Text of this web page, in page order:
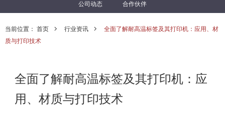
公司动态
合作伙伴
当前位置： 首页 行业资讯
全面了解耐高温标签及其打印机：应用、材
质与打印技术
全面了解耐高温标签及其打印机：应
用、材质与打印技术